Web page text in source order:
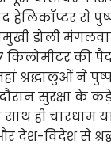
से पुष्प
डोली
की
श्रद्धालुओं ने
सुरक्षा के
ही चारधाम
देश-विदेश से